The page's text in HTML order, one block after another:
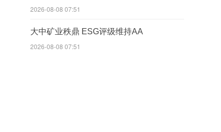
2026-08-08 07:51
大中矿业秩鼎 ESG评级维持AA
2026-08-08 07:51